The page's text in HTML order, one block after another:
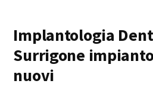
Implantologia
Surrigone
nuovi